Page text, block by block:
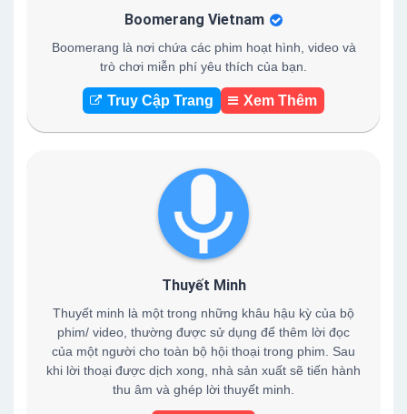
Boomerang Vietnam
Boomerang là nơi chứa các phim hoạt hình, video và
trò chơi miễn phí yêu thích của bạn.
Truy Cập Trang Xem Thêm
Thuyết Minh
Thuyết minh là một trong những khâu hậu kỳ của bộ
phim/ video, thường được sử dụng để thêm lời đọc
của một người cho toàn bộ hội thoại trong phim. Sau
khi lời thoại được dịch xong, nhà sản xuất sẽ tiến hành
thu âm và ghép lời thuyết minh.